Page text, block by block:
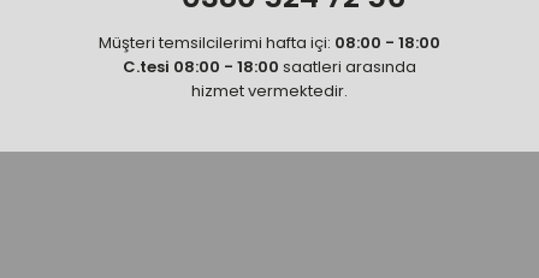
Müşteri temsilcilerimi hafta içi: 08:00 - 18:00
C.tesi 08:00 - 18:00 saatleri arasında
hizmet vermektedir.